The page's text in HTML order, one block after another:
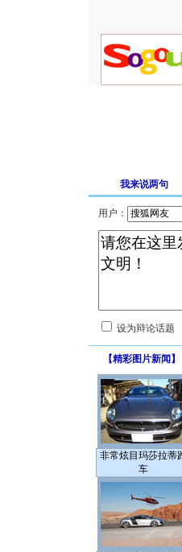
我来说两句
用户：
设为辩论话题
【精彩图片新闻 】
非常炫目玛莎拉蒂
车